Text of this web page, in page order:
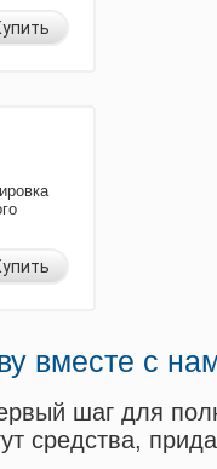
вместе с
шаг для
средства,